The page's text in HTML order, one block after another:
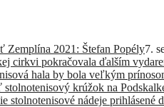
Zemplína 2021: Štefan Popély7.
cirkvi pokračovala ďalším
hala by bola veľkým
krúžok na
stolnotenisové nádeje prihlásené